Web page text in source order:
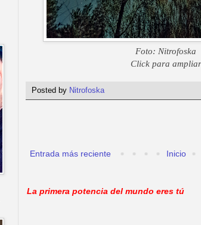
Foto: Nitrofoska
Click para ampliar
Posted by Nitrofoska
Entrada más reciente Inicio
La primera potencia del mundo eres tú